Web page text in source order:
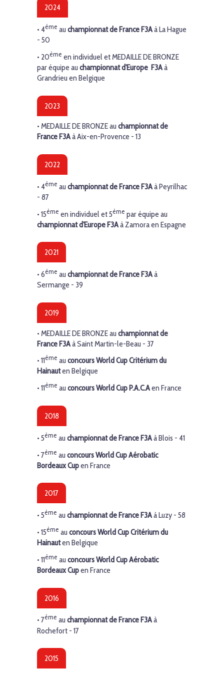
2024
• 4ème au championnat de France F3Aà La Hague
- 50
• 20ème en individuel et MEDAILLE DE BRONZE
par équipe au championnat d'Europe F3Aà
Grandrieu en Belgique
2023
• MEDAILLE DE BRONZE au championnat de
France F3Aà Aix-en-Provence - 13
2022
• 4ème au championnat de FranceF3Aà Peyrilhac
- 87
• 15ème en individuel et5ème par équipe au
championnat d'EuropeF3Aà Zamora en Espagne
2021
• 6ème au championnat de France F3Aà
Sermange - 39
2019
• MEDAILLE DE BRONZE au championnat de
France F3Aà Saint Martin-le-Beau - 37
• 11ème au concours World Cup Critérium du
Hainauten Belgique
• 11ème au concours World Cup P.A.C.Aen France
2018
• 5ème au championnat de France F3Aà Blois - 41
• 7ème au concours World Cup Aérobatic
Bordeaux Cupen France
2017
• 5ème au championnat de France F3Aà Luzy - 58
• 15ème au concours World Cup Critérium du
Hainauten Belgique
• 11ème au concours World Cup Aérobatic
Bordeaux Cupen France
2016
• 7ème au championnat de France F3Aà
Rochefort - 17
2015